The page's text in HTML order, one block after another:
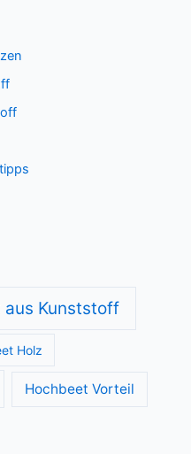
aus Kunststoff
Holz
Hochbeet Vorteil